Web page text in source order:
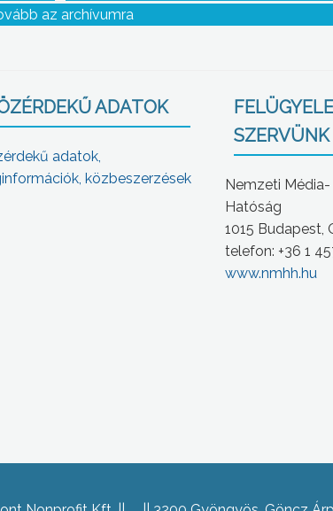
az archívumra
ADATOK
adatok,
közbeszerzések
SZERVÜNK
Nemzeti
Hatóság
1015 Budapest,
telefon: +36 1
www.nmhh.hu